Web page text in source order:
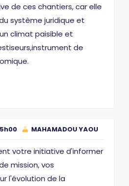
de ces chantiers, car elle
système juridique et
climat paisible et
de
MAHAMADOU YAOU
votre initiative d'informer
mission, vos
l'évolution de la